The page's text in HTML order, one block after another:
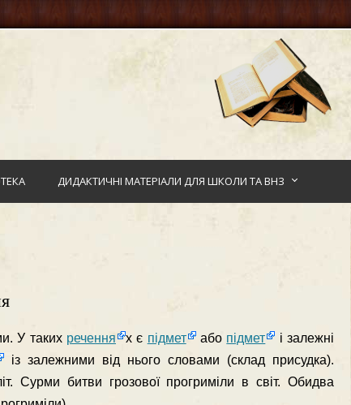
ДИДАКТИЧНІ МАТЕРІАЛИ ДЛЯ ШКОЛИ ТА ВНЗ
У таких речення х є підмет або підмет
і залежні
із залежними від нього словами (склад присудка).
Сурми битви грозової прогри­міли в світ. Обидва